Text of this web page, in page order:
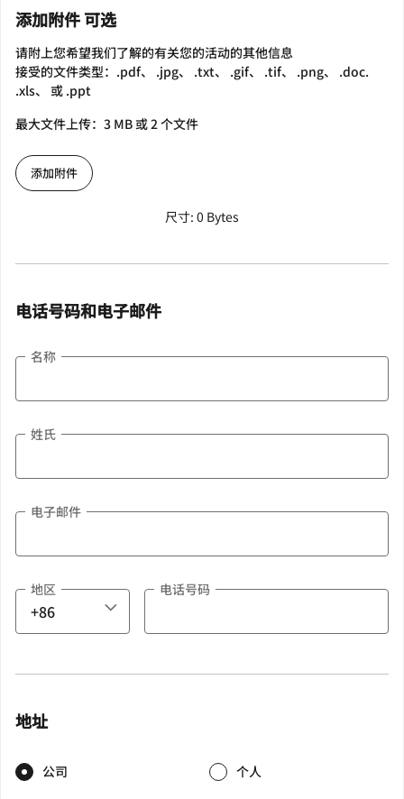
添加附件 可选
请附上您希望我们了解的有关您的活动的其他信息
接受的文件类型：.pdf、 .jpg、 .txt、 .gif、 .tif、 .png、 .doc.
.xls、 或 .ppt
最大文件上传：3 MB 或 2 个文件
添加附件
尺寸: 0 Bytes
电话号码和电子邮件
名称
姓氏
电子邮件
地区 电话号码
地址
公司 个人